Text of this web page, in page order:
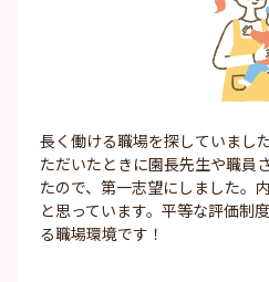
長く働ける職場を探していまし
ただいたときに園長先生や職員
たので、第一志望にしました。
と思っています。平等な評価制
る職場環境です！